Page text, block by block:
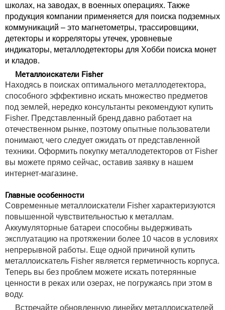
школах, на заводах, в военных операциях. Также
продукция компании применяется для поиска подземных
коммуникаций – это магнетометры, трассировщики,
детекторы и корреляторы утечек, уровневые
индикаторы, металлодетекторы для Хобби поиска монет
и кладов.
Металлоискатели Fisher
Находясь в поисках оптимального металлодетектора,
способного эффективно искать множество предметов
под землей, нередко консультанты рекомендуют купить
Fisher. Представленный бренд давно работает на
отечественном рынке, поэтому опытные пользователи
понимают, чего следует ожидать от представленной
техники. Оформить покупку металлодетекторов от Fisher
вы можете прямо сейчас, оставив заявку в нашем
интернет-магазине.
Главные особенности
Современные металлоискатели Fisher характеризуются
повышенной чувствительностью к металлам.
Аккумуляторные батареи способны выдерживать
эксплуатацию на протяжении более 10 часов в условиях
непрерывной работы. Еще одной причиной купить
металлоискатель Fisher является герметичность корпуса.
Теперь вы без проблем можете искать потерянные
ценности в реках или озерах, не погружаясь при этом в
воду.
Встречайте обновленную линейку металлоискателей